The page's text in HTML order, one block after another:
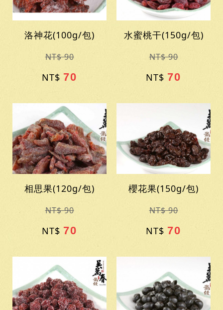
洛神花(100g/包)
NT$ 90
NT$ 70
水蜜桃干(150g/包)
NT$ 90
NT$ 70
相思果(120g/包)
NT$ 90
NT$ 70
櫻花果(150g/包)
NT$ 90
NT$ 70